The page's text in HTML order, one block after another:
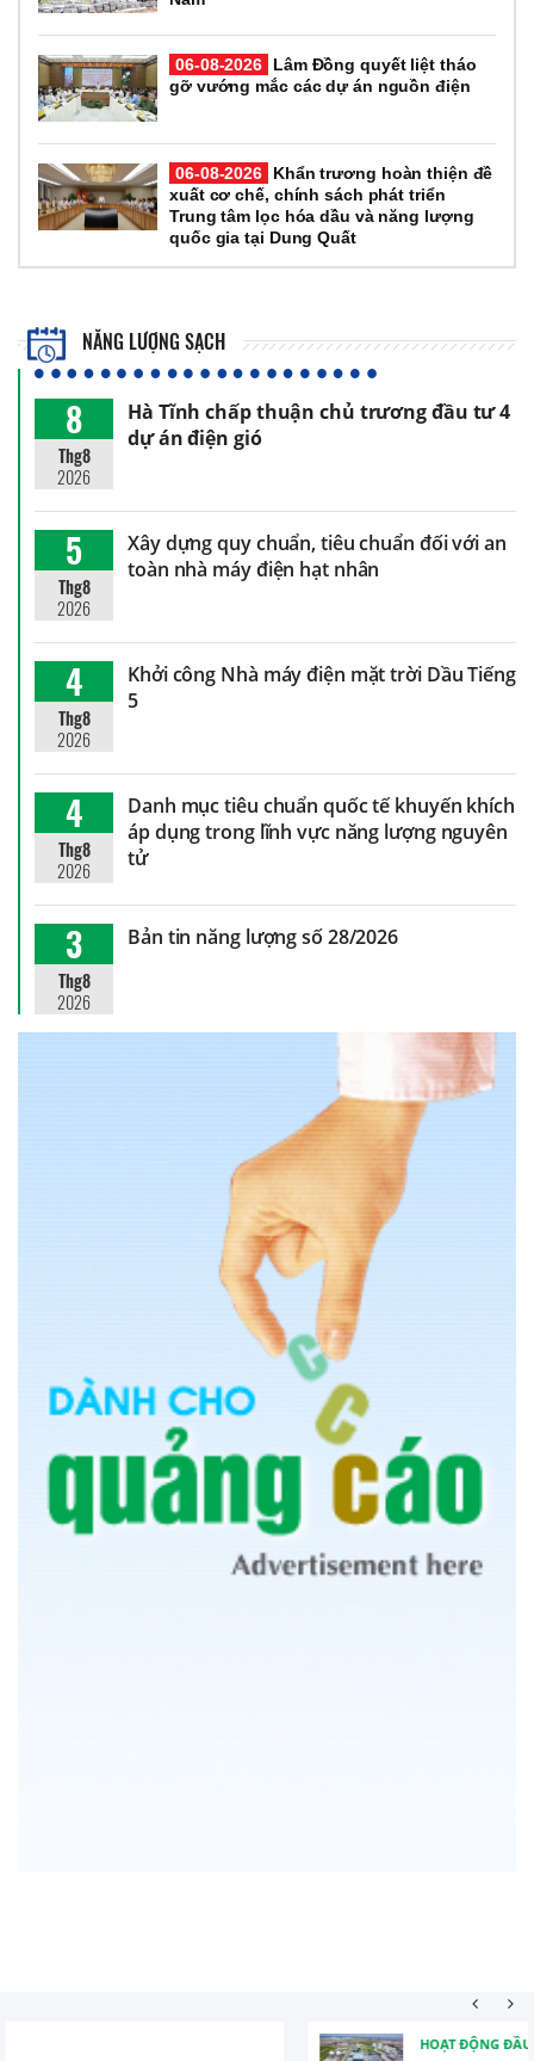
06-08-2026
Lâm Đồng quyết liệt tháo
gỡ vướng mắc các dự án nguồn điện
06-08-2026
Khẩn trương hoàn thiện đề
xuất cơ chế, chính sách phát triển
Trung tâm lọc hóa dầu và năng lượng
quốc gia tại Dung Quất
NĂNG LƯỢNG SẠCH
8
Thg8
2026
Hà Tĩnh chấp thuận chủ trương đầu tư 4
dự án điện gió
5
Thg8
2026
Xây dựng quy chuẩn, tiêu chuẩn đối với an
toàn nhà máy điện hạt nhân
4
Thg8
2026
Khởi công Nhà máy điện mặt trời Dầu Tiếng
5
4
Thg8
2026
Danh mục tiêu chuẩn quốc tế khuyến khích
áp dụng trong lĩnh vực năng lượng nguyên
tử
3
Thg8
2026
Bản tin năng lượng số 28/2026